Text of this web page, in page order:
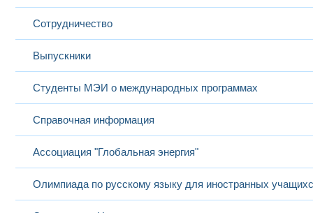
Сотрудничество
Выпускники
Студенты МЭИ о международных программах
Справочная информация
Ассоциация "Глобальная энергия"
Олимпиада по русскому языку для иностранных